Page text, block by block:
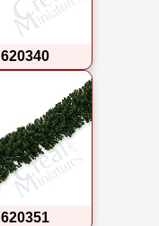
620340
620351